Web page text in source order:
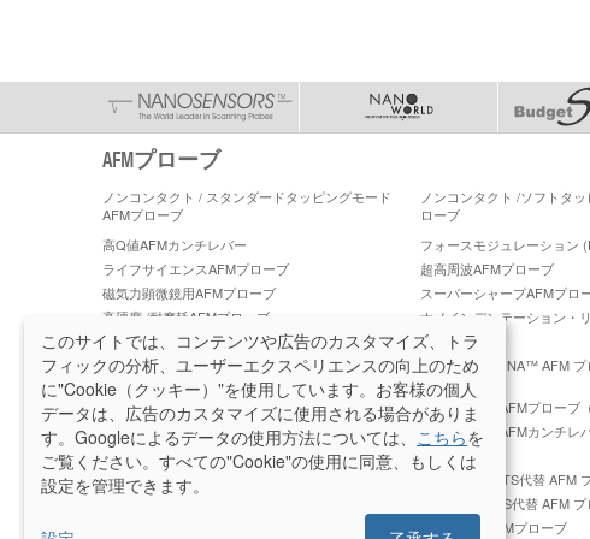
AFMプローブ
ノンコンタクト / スタンダードタッピングモード
AFMプローブ
ノンコンタクト /ソフトタ
ローブ
高Q値AFMカンチレバー
フォースモジュレーション
ライフサイエンスAFMプローブ
超高周波AFMプローブ
磁気力顕微鏡用AFMプローブ
スーパーシャープAFMプロ
高硬度 /耐摩耗AFMプローブ
ナノインデンテーション・
ーブ
PeakForce ケルビンフォース顕微鏡 AFM プロー
ブ
PeakForce TUNA™ AFM プ
PeakForce QNM 高精度 AFM プローブ
ブルカー社製AFMプローブ
ラテラルフォース顕微鏡 (LFM) AFMプローブ
ティップレスAFMカンチレ
レイ
プラチナシリサイドAFMプローブ
OMCL-AC160TS代替 AFM
OMCL-AC55TS代替 AFM
オリンパスAFMプローブ
このサイトでは、コンテンツや広告のカスタマイズ、トラ
フィックの分析、ユーザーエクスペリエンスの向上のため
に"Cookie（クッキー）"を使用しています。お客様の個人
データは、広告のカスタマイズに使用される場合がありま
す。Googleによるデータの使用方法については、 こちらを
ご覧ください。すべての"Cookie"の使用に同意、もしくは
設定を管理できます。